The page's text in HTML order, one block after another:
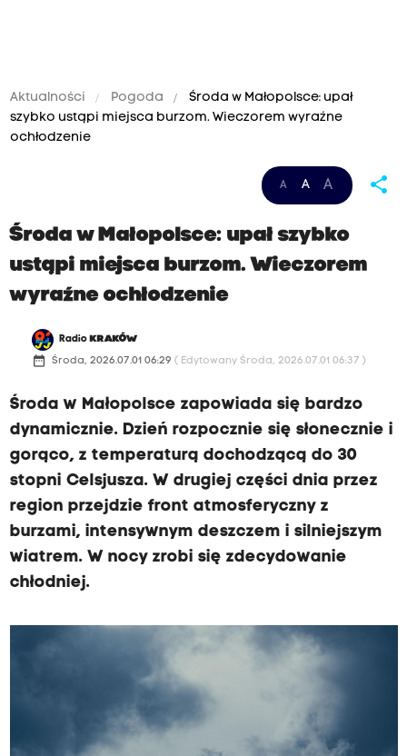
Aktualności Pogoda
Środa w Małopolsce: upał
szybko ustąpi miejsca burzom. Wieczorem wyraźne
ochłodzenie
A A A share
Środa w Małopolsce: upał szybko
ustąpi miejsca burzom. Wieczorem
wyraźne ochłodzenie
Radio KRAKÓW
date_range Środa, 2026.07.01 06:29 ( Edytowany Środa, 2026.07.01 06:37 )
Środa w Małopolsce zapowiada się bardzo
dynamicznie. Dzień rozpocznie się słonecznie i
gorąco, z temperaturą dochodzącą do 30
stopni Celsjusza. W drugiej części dnia przez
region przejdzie front atmosferyczny z
burzami, intensywnym deszczem i silniejszym
wiatrem. W nocy zrobi się zdecydowanie
chłodniej.